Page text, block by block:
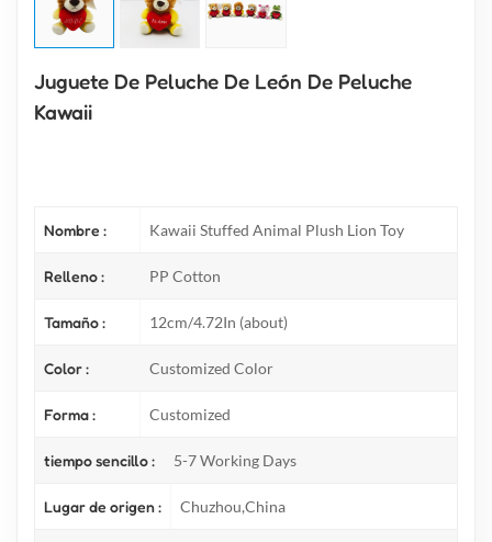
Juguete De Peluche De León De Peluche
Kawaii
Nombre : Kawaii Stuffed Animal Plush Lion Toy
Relleno : PP Cotton
Tamaño : 12cm/4.72In (about)
Color : Customized Color
Forma : Customized
tiempo sencillo : 5-7 Working Days
Lugar de origen : Chuzhou,China